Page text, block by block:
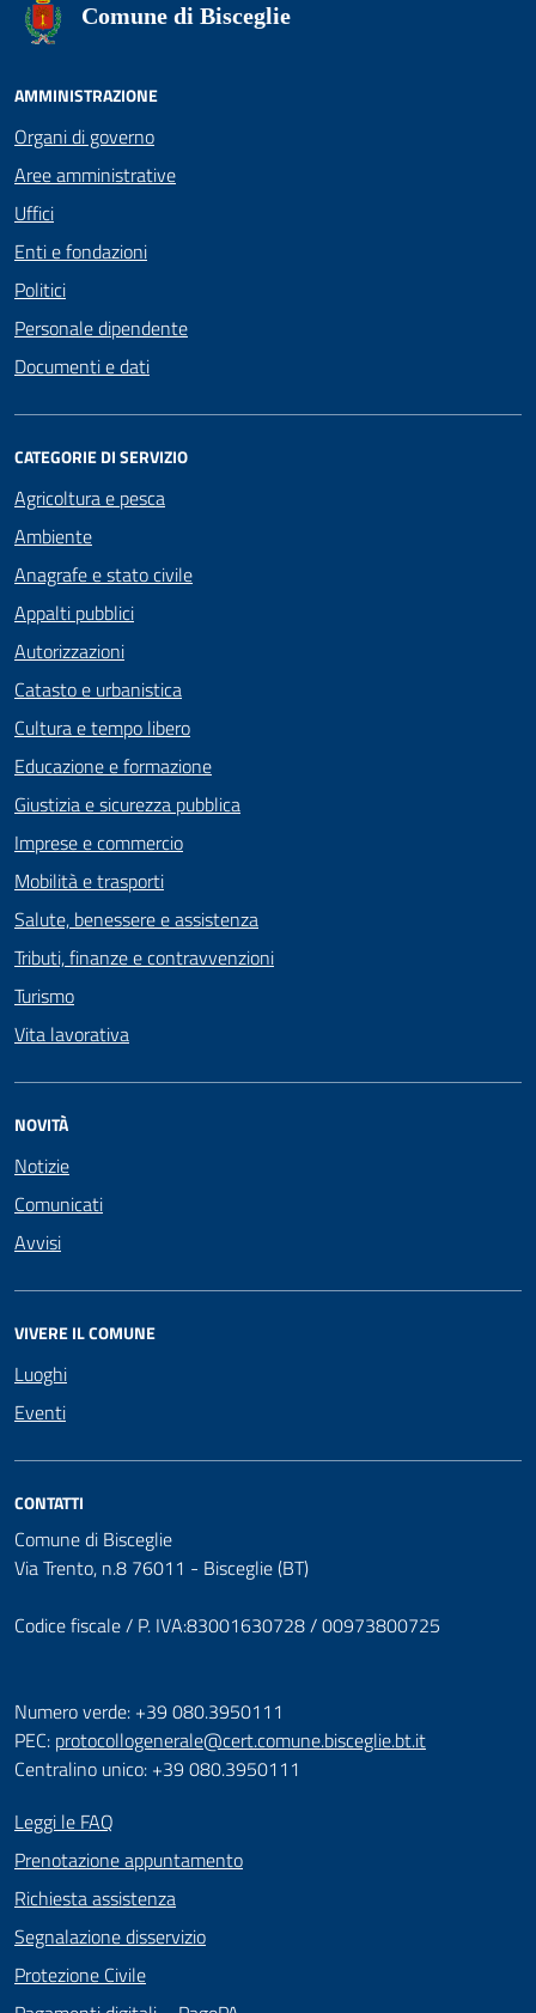
Comune di Bisceglie
AMMINISTRAZIONE
Organi di governo
Aree amministrative
Uffici
Enti e fondazioni
Politici
Personale dipendente
Documenti e dati
CATEGORIE DI SERVIZIO
Agricoltura e pesca
Ambiente
Anagrafe e stato civile
Appalti pubblici
Autorizzazioni
Catasto e urbanistica
Cultura e tempo libero
Educazione e formazione
Giustizia e sicurezza pubblica
Imprese e commercio
Mobilità e trasporti
Salute, benessere e assistenza
Tributi, finanze e contravvenzioni
Turismo
Vita lavorativa
NOVITÀ
Notizie
Comunicati
Avvisi
VIVERE IL COMUNE
Luoghi
Eventi
CONTATTI
Comune di Bisceglie
Via Trento, n.8 76011 - Bisceglie (BT)
Codice fiscale / P. IVA:83001630728 / 00973800725
Numero verde: +39 080.3950111
PEC: protocollogenerale@cert.comune.bisceglie.bt.it
Centralino unico: +39 080.3950111
Leggi le FAQ
Prenotazione appuntamento
Richiesta assistenza
Segnalazione disservizio
Protezione Civile